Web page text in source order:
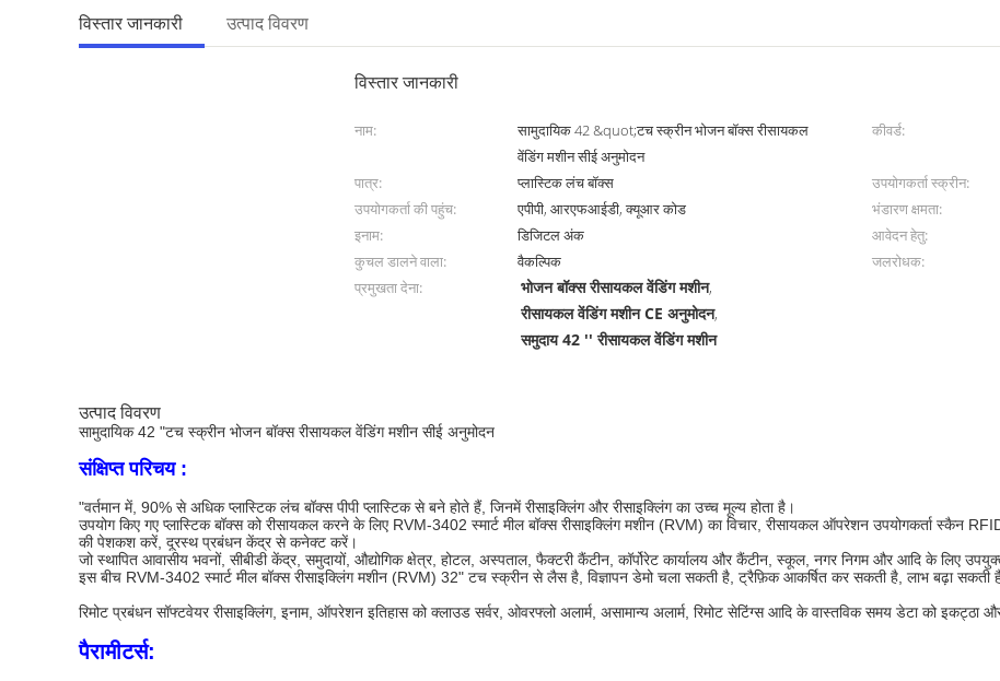
विस्तार जानकारी उत्पाद विवरण
विस्तार जानकारी
नाम:
सामुदायिक 42 &quot;टच स्क्रीन भोजन बॉक्स रीसायकल
वेंडिंग मशीन सीई अनुमोदन
कीवर्ड:
पात्र: प्लास्टिक लंच बॉक्स उपयोगकर्ता स्क्रीन:
उपयोगकर्ता की पहुंच:
एपीपी, आरएफआईडी, क्यूआर कोड भंडारण क्षमता:
इनाम:
डिजिटल अंक आवेदन हेतु:
कुचल डालने वाला:
वैकल्पिक जलरोधक:
प्रमुखता देना:
भोजन बॉक्स रीसायकल वेंडिंग मशीन,
रीसायकल वेंडिंग मशीन CE अनुमोदन,
समुदाय 42 '' रीसायकल वेंडिंग मशीन
उत्पाद विवरण
सामुदायिक 42 "टच स्क्रीन भोजन बॉक्स रीसायकल वेंडिंग मशीन सीई अनुमोदन
संक्षिप्त परिचय :
"वर्तमान में, 90% से अधिक प्लास्टिक लंच बॉक्स पीपी प्लास्टिक से बने होते हैं, जिनमें रीसाइक्लिंग और रीसाइक्लिंग का उच्च मूल्य होता है।
उपयोग किए गए प्लास्टिक बॉक्स को रीसायकल करने के लिए RVM-3402 स्मार्ट मील बॉक्स रीसाइक्लिंग मशीन (RVM) का विचार, रीसायकल ऑपरेशन उपयोगकर्ता स्कैन
की पेशकश करें, दूरस्थ प्रबंधन केंद्र से कनेक्ट करें।
जो स्थापित आवासीय भवनों, सीबीडी केंद्र, समुदायों, औद्योगिक क्षेत्र, होटल, अस्पताल, फैक्टरी कैंटीन, कॉर्पोरेट कार्यालय और कैंटीन, स्कूल, नगर निगम और आदि के लिए
इस बीच RVM-3402 स्मार्ट मील बॉक्स रीसाइक्लिंग मशीन (RVM) 32" टच स्क्रीन से लैस है, विज्ञापन डेमो चला सकती है, ट्रैफ़िक आकर्षित कर सकती है, लाभ बढ़ा सकती
रिमोट प्रबंधन सॉफ्टवेयर रीसाइक्लिंग, इनाम, ऑपरेशन इतिहास को क्लाउड सर्वर, ओवरफ्लो अलार्म, असामान्य अलार्म, रिमोट सेटिंग्स आदि के वास्तविक समय डेटा को इकट्ठा
पैरामीटर्स: